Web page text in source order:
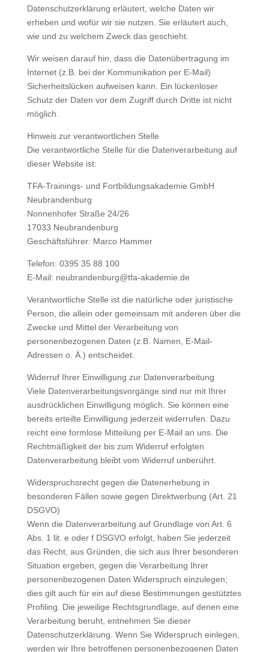
Datenschutzerklärung erläutert, welche Daten wir
erheben und wofür wir sie nutzen. Sie erläutert auch,
wie und zu welchem Zweck das geschieht.
Wir weisen darauf hin, dass die Datenübertragung im
Internet (z.B. bei der Kommunikation per E-Mail)
Sicherheitslücken aufweisen kann. Ein lückenloser
Schutz der Daten vor dem Zugriff durch Dritte ist nicht
möglich.
Hinweis zur verantwortlichen Stelle
Die verantwortliche Stelle für die Datenverarbeitung auf
dieser Website ist:
TFA-Trainings- und Fortbildungsakademie GmbH
Neubrandenburg
Nonnenhofer Straße 24/26
17033 Neubrandenburg
Geschäftsführer: Marco Hammer
Telefon: 0395 35 88 100
E-Mail: neubrandenburg@tfa-akademie.de
Verantwortliche Stelle ist die natürliche oder juristische
Person, die allein oder gemeinsam mit anderen über die
Zwecke und Mittel der Verarbeitung von
personenbezogenen Daten (z.B. Namen, E-Mail-
Adressen o. Ä.) entscheidet.
Widerruf Ihrer Einwilligung zur Datenverarbeitung
Viele Datenverarbeitungsvorgänge sind nur mit Ihrer
ausdrücklichen Einwilligung möglich. Sie können eine
bereits erteilte Einwilligung jederzeit widerrufen. Dazu
reicht eine formlose Mitteilung per E-Mail an uns. Die
Rechtmäßigkeit der bis zum Widerruf erfolgten
Datenverarbeitung bleibt vom Widerruf unberührt.
Widerspruchsrecht gegen die Datenerhebung in
besonderen Fällen sowie gegen Direktwerbung (Art. 21
DSGVO)
Wenn die Datenverarbeitung auf Grundlage von Art. 6
Abs. 1 lit. e oder f DSGVO erfolgt, haben Sie jederzeit
das Recht, aus Gründen, die sich aus Ihrer besonderen
Situation ergeben, gegen die Verarbeitung Ihrer
personenbezogenen Daten Widerspruch einzulegen;
dies gilt auch für ein auf diese Bestimmungen gestütztes
Profiling. Die jeweilige Rechtsgrundlage, auf denen eine
Verarbeitung beruht, entnehmen Sie dieser
Datenschutzerklärung. Wenn Sie Widerspruch einlegen,
werden wir Ihre betroffenen personenbezogenen Daten